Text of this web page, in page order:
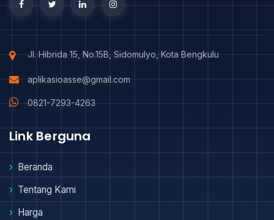
Jl. Hibrida 15, No.15B, Sidomulyo, Kota Bengkulu
aplikasioasse@gmail.com
0821-7293-4263
Link Berguna
Beranda
Tentang Kami
Harga